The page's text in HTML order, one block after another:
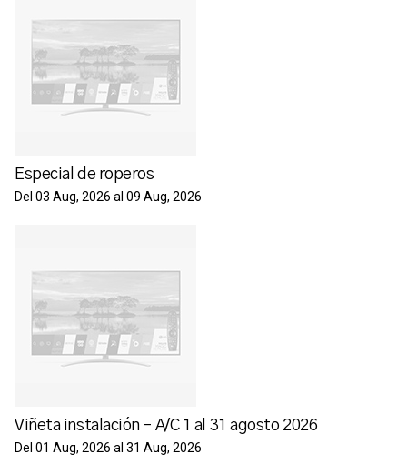
Especial de roperos
Del 03 Aug, 2026 al 09 Aug, 2026
Viñeta instalación - A/C 1 al 31 agosto 2026
Del 01 Aug, 2026 al 31 Aug, 2026